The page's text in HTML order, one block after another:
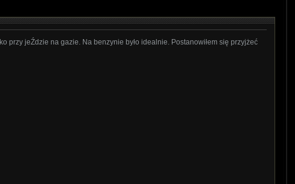
przy jeŹdzie na gazie. Na benzynie było idealnie. Postanowiłem się przyjżeć